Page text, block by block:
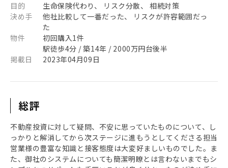
目的
生命保険代わり、 リスク分散、 相続対策
決め手
他社比較して一番だった、 リスクが許容範囲だっ
た
物件
初回購入1件
駅徒歩4分 / 築14年 / 2000万円台後半
掲載日
2023年04月09日
総評
不動産投資に対して疑問、不安に思っていたものについて、し
っかりと解消してから次ステージに進もうとしてくださる担当
営業様の豊富な知識と接客態度は大変好ましいものでした。ま
た、御社のシステムについても簡潔明瞭とは言わないまでもシ